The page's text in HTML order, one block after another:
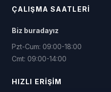
ÇALIŞMA SAATLERI
Biz buradayız
Pzt-Cum: 09:00-18:00
Cmt: 09:00-14:00
HIZLI ERIŞIM